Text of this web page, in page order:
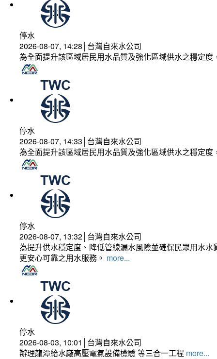
停水
2026-08-07, 14:28│台灣自來水公司
為全面提升該區域居民用水品質及強化區域供水之穩定
停水
2026-08-07, 14:33│台灣自來水公司
為全面提升該區域居民用水品質及強化區域供水之穩定
停水
2026-08-07, 13:32│台灣自來水公司
為提升供水穩定度、降低管線漏水風險並確保民眾用水
更安心可靠之用水服務。 more...
停水
2026-08-03, 10:01│台灣自來水公司
辦理龍潭給水廠高壓電氣設備檢驗 等三合一工程 more...